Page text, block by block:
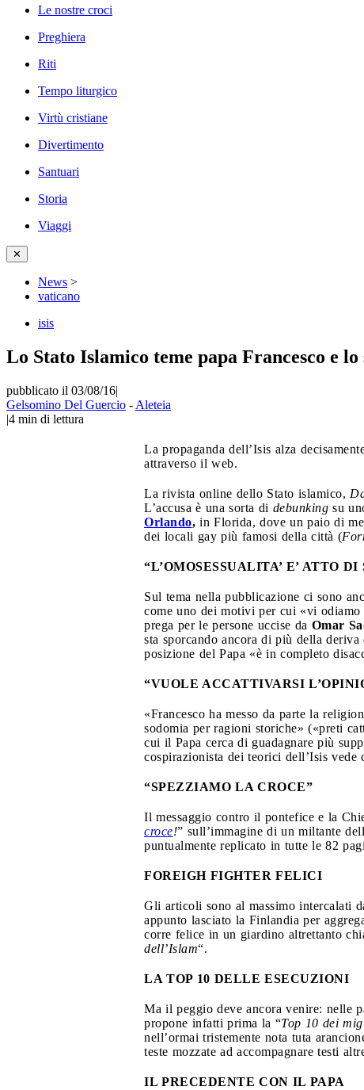
Le nostre croci
Preghiera
Riti
Tempo liturgico
Virtù cristiane
Divertimento
Santuari
Storia
Viaggi
✕
News >
vaticano
isis
Lo Stato Islamico teme papa Francesco e
pubblicato il 03/08/16|
Gelsomino Del Guercio - Aleteia
|4 min di lettura
La propaganda dell’Isis alza
attraverso il web.
La rivista online dello Stato islamico,
L’accusa è una sorta di debunking su
Orlando, in Florida, dove un paio di
dei locali gay più famosi della città (
“L’OMOSESSUALITA’ E’ ATTO DI
Sul tema nella pubblicazione ci sono
come uno dei motivi per cui «vi odiamo
prega per le persone uccise da Omar
sta sporcando ancora di più della
posizione del Papa «è in completo
“VUOLE ACCATTIVARSI
«Francesco ha messo da parte la
sodomia per ragioni storiche» («preti
cui il Papa cerca di guadagnare più
cospirazionista dei teorici dell’Isis
“SPEZZIAMO LA CROCE”
Il messaggio contro il pontefice e la
croce!” sull’immagine di un miltante
puntualmente replicato in tutte le 82
FOREIGH FIGHTER FELICI
Gli articoli sono al massimo intercalati
appunto lasciato la Finlandia per
corre felice in un giardino altrettanto
dell’Islam“.
LA TOP 10 DELLE ESECUZIONI
Ma il peggio deve ancora venire: nelle
propone infatti prima la “Top 10 dei
nell’ormai tristemente nota tuta
teste mozzate ad accompagnare testi
IL PRECEDENTE CON IL PAPA